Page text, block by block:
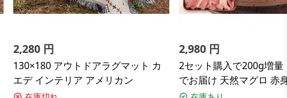
2,280 円
130×180 アウトドアラグマット カ
エデ インテリア アメリカン
2,980 円
2セット購入で200g増
でお届け 天然マグロ 赤
し 400g マグロ 鮪 まぐ